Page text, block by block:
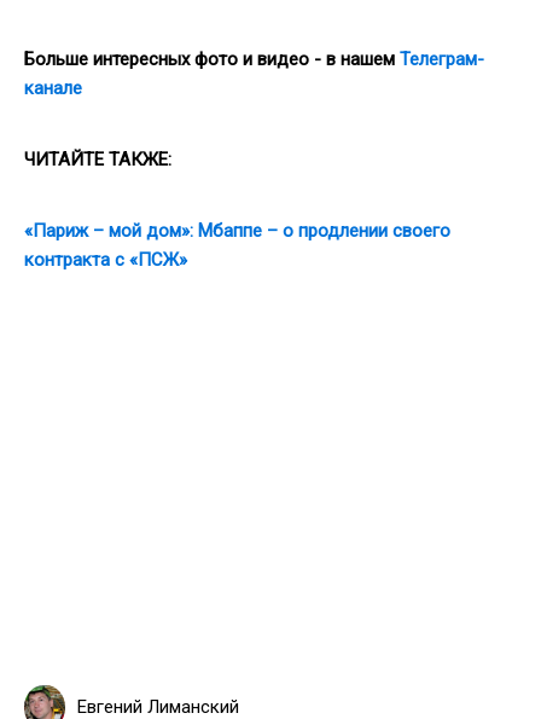
Больше интересных фото и видео - в нашем Телеграм-
канале
ЧИТАЙТЕ ТАКЖЕ:
«Париж – мой дом»: Мбаппе – о продлении своего
контракта с «ПСЖ»
Евгений Лиманский